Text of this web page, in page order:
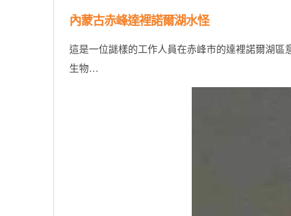
內蒙古赤峰達裡諾爾湖水怪
這是一位謎樣的工作人員在赤峰市的達裡諾爾湖
生物…